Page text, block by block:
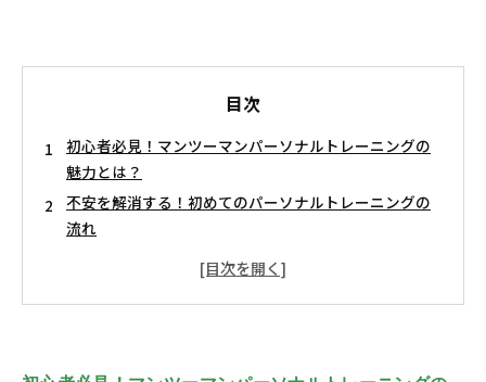
目次
初心者必見！マンツーマンパーソナルトレーニングの
魅力とは？
不安を解消する！初めてのパーソナルトレーニングの
流れ
個別対応の力！トレーナーが教える成功の秘訣
レーニングの成果